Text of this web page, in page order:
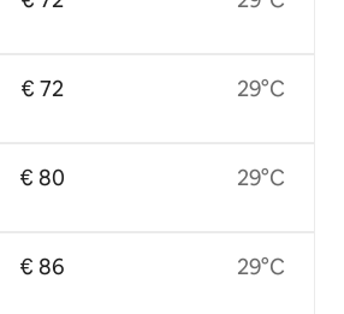
€ 72
€ 80
€ 86
29°C
29°C
29°C